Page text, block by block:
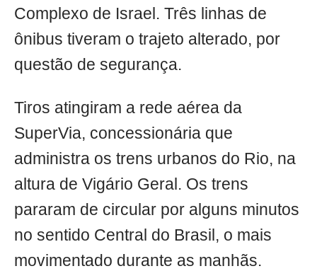
Complexo de Israel. Três linhas de
ônibus tiveram o trajeto alterado, por
questão de segurança.
Tiros atingiram a rede aérea da
SuperVia, concessionária que
administra os trens urbanos do Rio, na
altura de Vigário Geral. Os trens
pararam de circular por alguns minutos
no sentido Central do Brasil, o mais
movimentado durante as manhãs.